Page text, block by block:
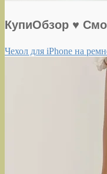
КупиОбзор ♥
Чехол для iPhone на